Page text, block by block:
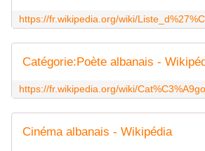
Catégorie:Poète albanais -
Cinéma albanais - Wikipédia